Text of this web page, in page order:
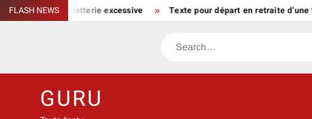
Skip
to
FLASH NEWS
parcours sans flatterie excessive Texte pour départ en retraite
Search
GURU